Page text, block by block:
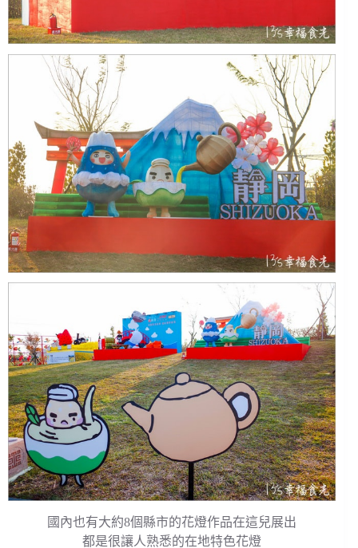
國內也有大約8個縣市的花燈作品在這兒展出
都是很讓人熟悉的在地特色花燈